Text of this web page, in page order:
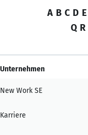
A B C D E
Q R
Unternehmen
New Work SE
Karriere